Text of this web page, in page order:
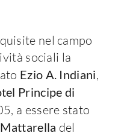
nel campo
sociali la
Ezio A. Indiani,
Principe di
a essere stato
del